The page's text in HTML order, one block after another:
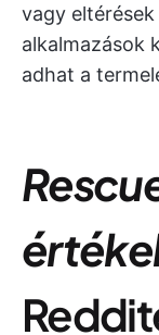
vagy
alkalmazások
adhat a